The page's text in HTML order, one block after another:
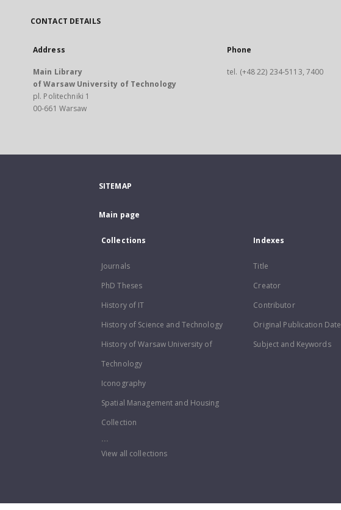
CONTACT DETAILS
Address
Main Library
of Warsaw University of Technology
pl. Politechniki 1
00-661 Warsaw
Phone
tel. (+48 22) 234-5113, 7400
SITEMAP
Main page
Collections
Journals
PhD Theses
History of IT
History of Science and Technology
History of Warsaw University of
Technology
Iconography
Spatial Management and Housing
Collection
...
View all collections
Indexes
Title
Creator
Contributor
Original Publication Date
Subject and Keywords